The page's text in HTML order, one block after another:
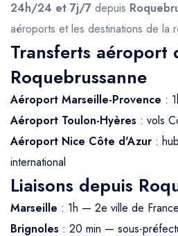
24h/24 et 7j/7 depuis
aéroports et les destinations de la
Transferts aéroport
Roquebrussanne
Aéroport Marseille-Provence :
Aéroport Toulon-Hyères : vols
Aéroport Nice Côte d'Azur :
international
Liaisons depuis
Marseille : 1h — 2e ville de
Brignoles : 20 min — sous-